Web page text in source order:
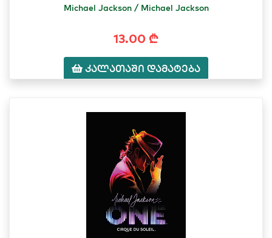
Michael Jackson / Michael Jackson
13.00 ₾
კალათაში დამატება